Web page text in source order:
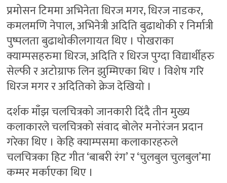
प्रमोसन टिममा अभिनेता धिरज मगर, धिरज नाडकर,
कमलमणि नेपाल, अभिनेत्री अदिति बुढाथोकी र निर्मात्री
पुष्पलता बुढाथोकीलगायत थिए । पोखराका
क्याम्पसहरुमा धिरज, अदिति र धिरज पुग्दा विद्यार्थीहरु
सेल्फी र अटोग्राफ लिन झुम्मिएका थिए । विशेष गरि
धिरज मगर र अदितिको क्रेज देखियो ।
दर्शक माँझ चलचित्रको जानकारी दिंदै तीन मुख्य
कलाकारले चलचित्रको संवाद बोलेर मनोरंजन प्रदान
गरेका थिए । केहि क्याम्पसमा कलाकारहरुले
चलचित्रका हिट गीत ‘बाबरी रंग’ र ‘चुलबुल चुलबुल’मा
कम्मर मर्काएका थिए ।